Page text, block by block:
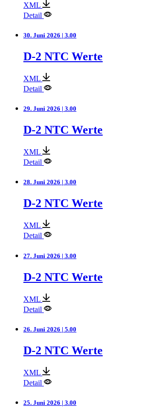
XML
Detail
30. Juni 2026 | 3.00
D-2 NTC Werte
XML
Detail
29. Juni 2026 | 3.00
D-2 NTC Werte
XML
Detail
28. Juni 2026 | 3.00
D-2 NTC Werte
XML
Detail
27. Juni 2026 | 3.00
D-2 NTC Werte
XML
Detail
26. Juni 2026 | 5.00
D-2 NTC Werte
XML
Detail
25. Juni 2026 | 3.00